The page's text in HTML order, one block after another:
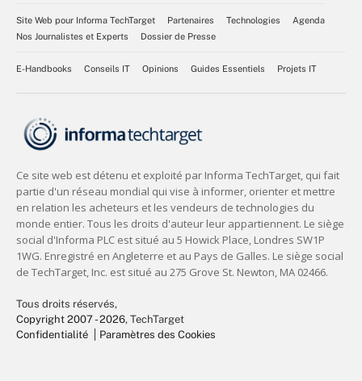
Site Web pour Informa TechTarget Partenaires Technologies
Agenda
Nos Journalistes et Experts
Dossier de Presse
E-Handbooks Conseils IT Opinions Guides Essentiels Projets IT
Tous droits réservés,
Copyright 2007 - 2026, TechTarget
Confidentialité
Paramètres des Cookies